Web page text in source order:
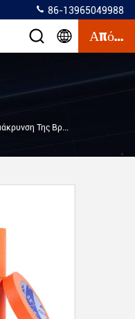
86-13965049988
Απόσπασμα
Της Βροχής